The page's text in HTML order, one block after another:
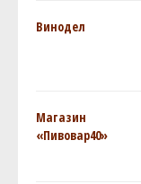
Винодел
Магазин
«Пивовар40»